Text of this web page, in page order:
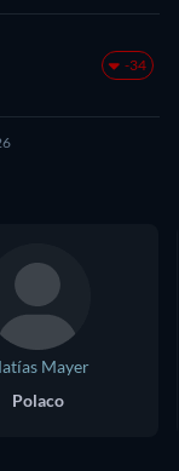
-34
Mayer
Polaco